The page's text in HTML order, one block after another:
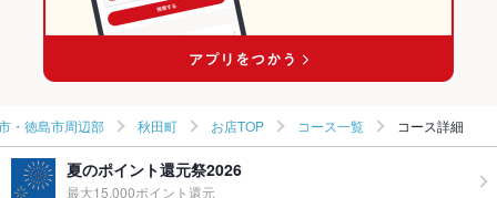
・徳島市周辺部 秋田町 お店TOP コース一覧 コース詳細
夏のポイント還元祭2026
最大15,000ポイント還元